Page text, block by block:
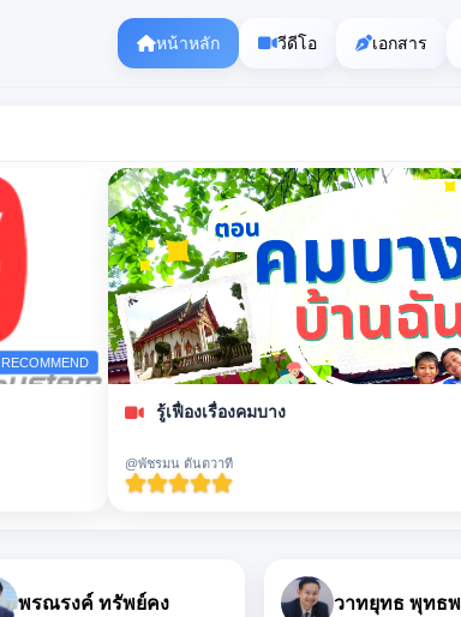
หน้าหลัก วีดีโอ เอกสาร
RECOMMEND
รู้เฟื่องเรื่องคมบาง
@พัชรมน ตันตวาที
สุทธิ สุวรรณปาล บุษบา ทรัพย์คง